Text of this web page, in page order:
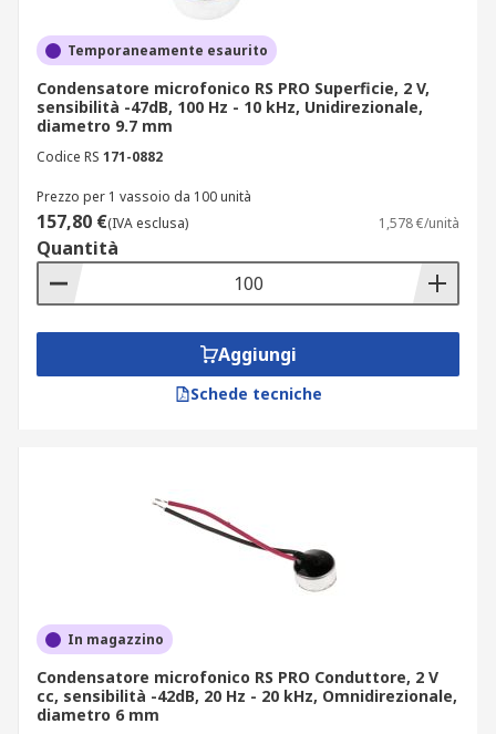
Temporaneamente esaurito
Condensatore microfonico RS PRO Superficie, 2 V,
sensibilità -47dB, 100 Hz - 10 kHz, Unidirezionale,
diametro 9.7 mm
Codice RS 171-0882
Prezzo per 1 vassoio da 100 unità
157,80 €(IVA esclusa) 1,578 €/unità
Quantità
Aggiungi
Schede tecniche
In magazzino
Condensatore microfonico RS PRO Conduttore, 2 V
cc, sensibilità -42dB, 20 Hz - 20 kHz, Omnidirezionale,
diametro 6 mm